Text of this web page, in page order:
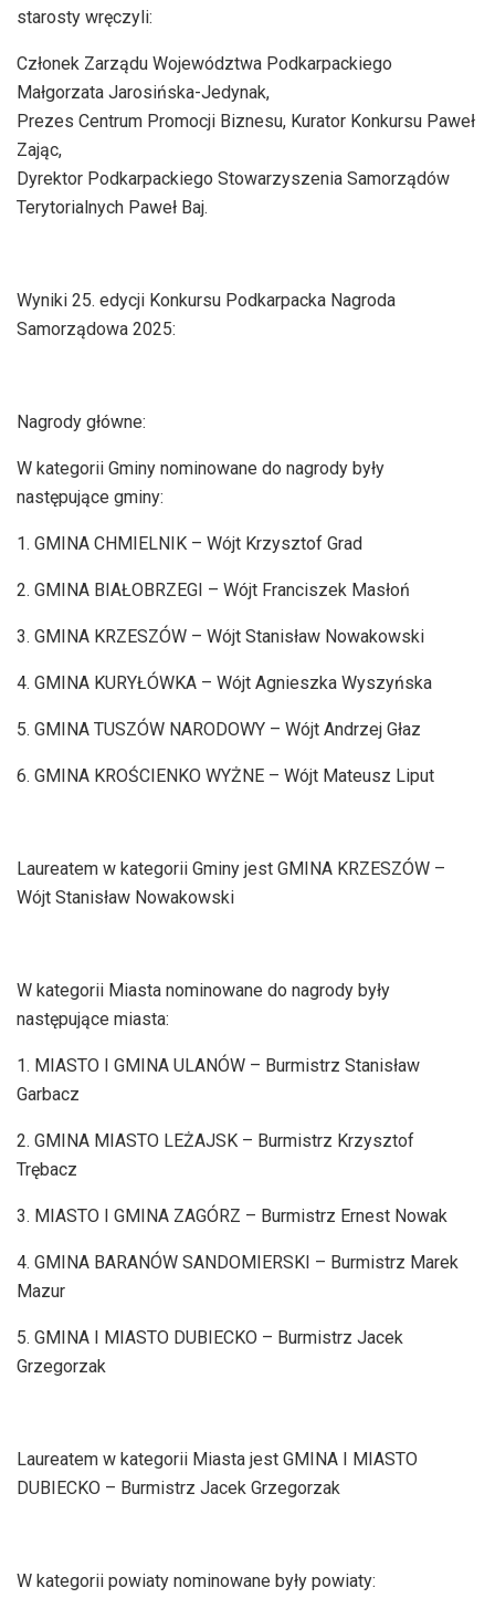
starosty wręczyli:
Członek Zarządu Województwa Podkarpackiego
Małgorzata Jarosińska-Jedynak,
Prezes Centrum Promocji Biznesu, Kurator Konkursu Paweł
Zając,
Dyrektor Podkarpackiego Stowarzyszenia Samorządów
Terytorialnych Paweł Baj.
Wyniki 25. edycji Konkursu Podkarpacka Nagroda
Samorządowa 2025:
Nagrody główne:
W kategorii Gminy nominowane do nagrody były
następujące gminy:
1. GMINA CHMIELNIK – Wójt Krzysztof Grad
2. GMINA BIAŁOBRZEGI – Wójt Franciszek Masłoń
3. GMINA KRZESZÓW – Wójt Stanisław Nowakowski
4. GMINA KURYŁÓWKA – Wójt Agnieszka Wyszyńska
5. GMINA TUSZÓW NARODOWY – Wójt Andrzej Głaz
6. GMINA KROŚCIENKO WYŻNE – Wójt Mateusz Liput
Laureatem w kategorii Gminy jest GMINA KRZESZÓW –
Wójt Stanisław Nowakowski
W kategorii Miasta nominowane do nagrody były
następujące miasta:
1. MIASTO I GMINA ULANÓW – Burmistrz Stanisław
Garbacz
2. GMINA MIASTO LEŻAJSK – Burmistrz Krzysztof
Trębacz
3. MIASTO I GMINA ZAGÓRZ – Burmistrz Ernest Nowak
4. GMINA BARANÓW SANDOMIERSKI – Burmistrz Marek
Mazur
5. GMINA I MIASTO DUBIECKO – Burmistrz Jacek
Grzegorzak
Laureatem w kategorii Miasta jest GMINA I MIASTO
DUBIECKO – Burmistrz Jacek Grzegorzak
W kategorii powiaty nominowane były powiaty: